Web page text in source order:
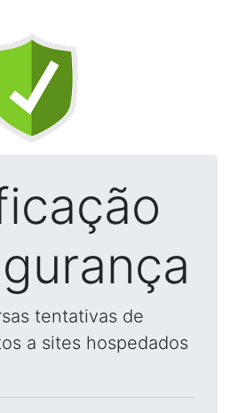
tentativas de
a sites hospedados